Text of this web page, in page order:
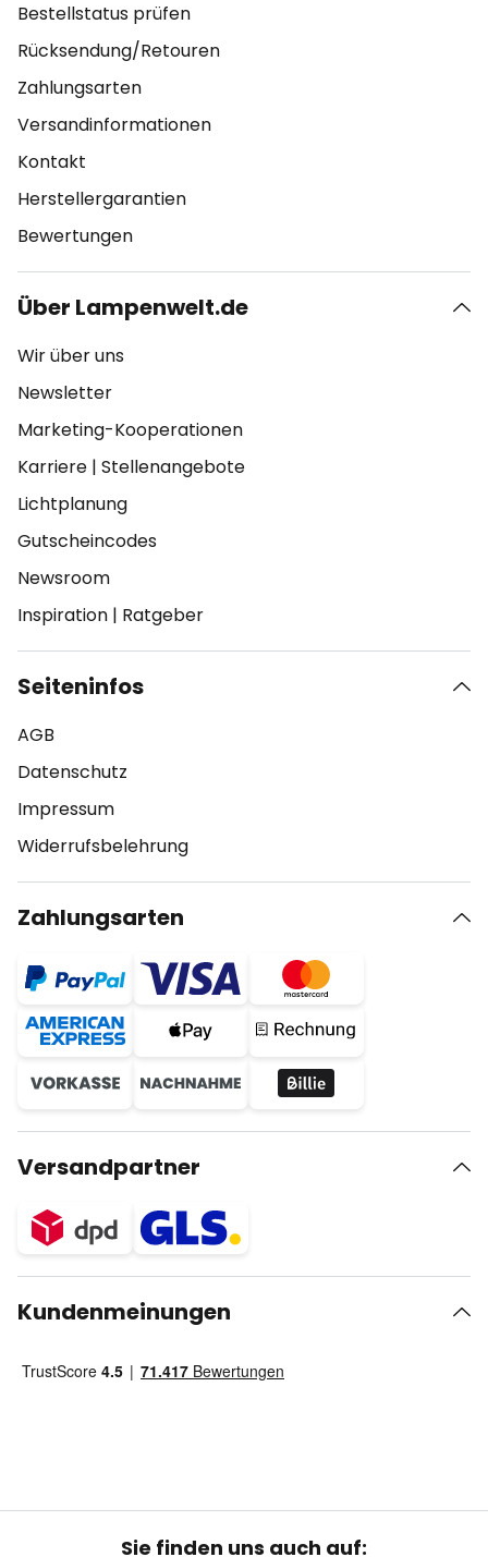
Bestellstatus prüfen
Rücksendung/Retouren
Zahlungsarten
Versandinformationen
Kontakt
Herstellergarantien
Bewertungen
Über Lampenwelt.de
Wir über uns
Newsletter
Marketing-Kooperationen
Karriere | Stellenangebote
Lichtplanung
Gutscheincodes
Newsroom
Inspiration | Ratgeber
Seiteninfos
AGB
Datenschutz
Impressum
Widerrufsbelehrung
Zahlungsarten
Versandpartner
Kundenmeinungen
Sie finden uns auch auf: